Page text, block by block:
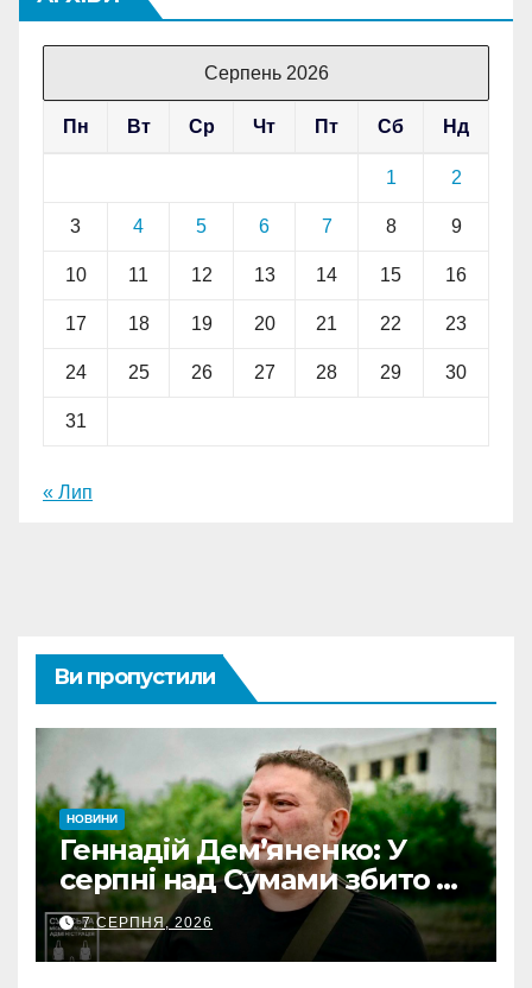
Серпень 2026
Пн Вт Ср Чт Пт Сб Нд
1 2
3 4 5 6 7 8 9
10 11 12 13 14 15 16
17 18 19 20 21 22 23
24 25 26 27 28 29 30
31
« Лип
Ви пропустили
НОВИНИ
Геннадій Дем’яненко: У
серпні над Сумами збито 6
КАБів
7 СЕРПНЯ, 2026